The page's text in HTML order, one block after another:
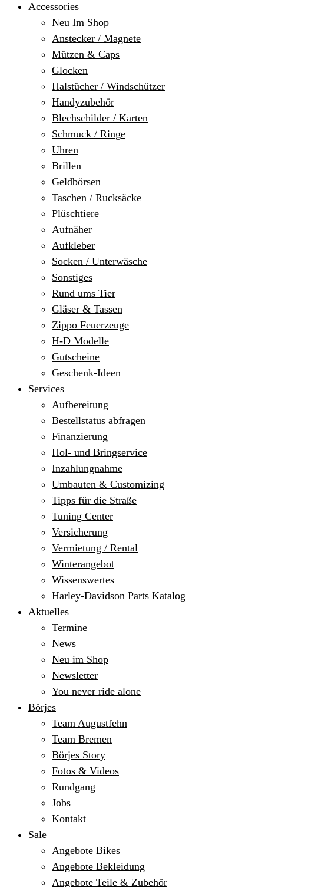
Accessories
Neu Im Shop
Anstecker / Magnete
Mützen & Caps
Glocken
Halstücher / Windschützer
Handyzubehör
Blechschilder / Karten
Schmuck / Ringe
Uhren
Brillen
Geldbörsen
Taschen / Rucksäcke
Plüschtiere
Aufnäher
Aufkleber
Socken / Unterwäsche
Sonstiges
Rund ums Tier
Gläser & Tassen
Zippo Feuerzeuge
H-D Modelle
Gutscheine
Geschenk-Ideen
Services
Aufbereitung
Bestellstatus abfragen
Finanzierung
Hol- und Bringservice
Inzahlungnahme
Umbauten & Customizing
Tipps für die Straße
Tuning Center
Versicherung
Vermietung / Rental
Winterangebot
Wissenswertes
Harley-Davidson Parts Katalog
Aktuelles
Termine
News
Neu im Shop
Newsletter
You never ride alone
Börjes
Team Augustfehn
Team Bremen
Börjes Story
Fotos & Videos
Rundgang
Jobs
Kontakt
Sale
Angebote Bikes
Angebote Bekleidung
Angebote Teile & Zubehör